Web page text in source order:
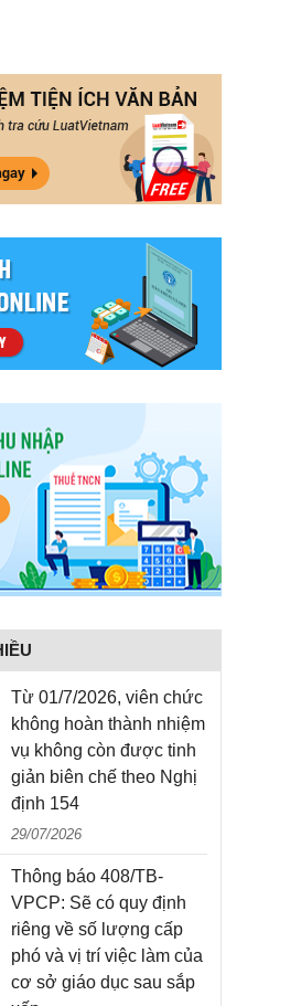
Từ 01/7/2026, viên chức
không hoàn thành nhiệm
vụ không còn được tinh
giản biên chế theo Nghị
định 154
29/07/2026
Thông báo 408/TB-
VPCP: Sẽ có quy định
riêng về số lượng cấp
phó và vị trí việc làm của
cơ sở giáo dục sau sắp